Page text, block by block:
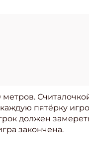
метров.
пятёрку
должен
закончена.